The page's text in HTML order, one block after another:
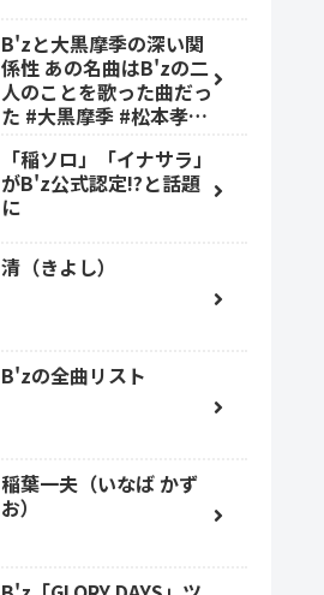
B'zと大黒摩季の深い関
係性 あの名曲はB'zの二
人のことを歌った曲だっ
た #大黒摩季 #松本孝弘
「稲ソロ」「イナサラ」
がB'z公式認定!?と話題
に
清（きよし）
B'zの全曲リスト
稲葉一夫（いなば かず
お）